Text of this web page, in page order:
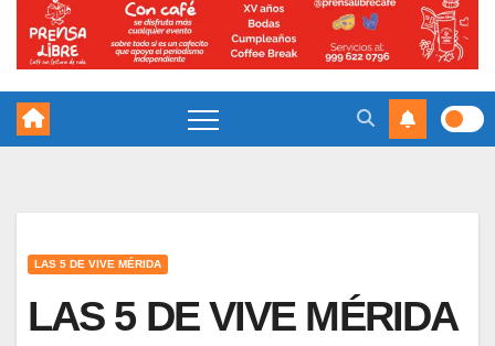
LAS 5 DE VIVE MÉRIDA
LAS 5 DE VIVE MÉRIDA